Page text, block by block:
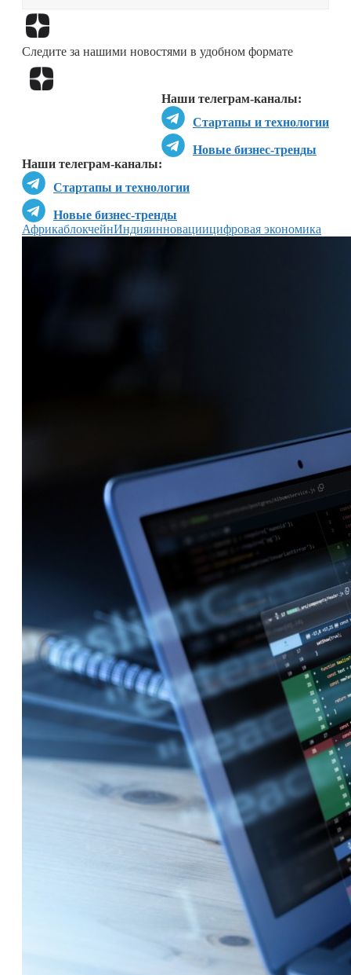
Следите за нашими новостями в удобном формате
Наши телеграм-каналы:
Стартапы и технологии
Новые бизнес-тренды
Наши телеграм-каналы:
Стартапы и технологии
Новые бизнес-тренды
АфрикаблокчейнИндияинновациицифровая экономика